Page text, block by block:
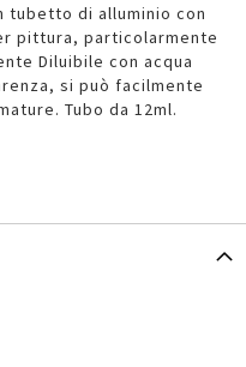
tubetto di alluminio con
pittura, particolarmente
Diluibile con acqua
si può facilmente
Tubo da 12ml.